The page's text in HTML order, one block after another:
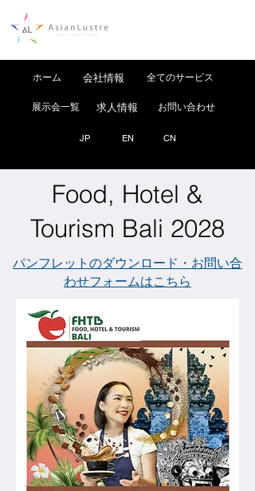
ホーム 会社情報
展示会一覧 求人情報
JP EN
全てのサービス
お問い合わせ
CN
Food, Hotel &
Tourism Bali 2028
パンフレットのダウンロード・お問い合
わせフォームはこちら